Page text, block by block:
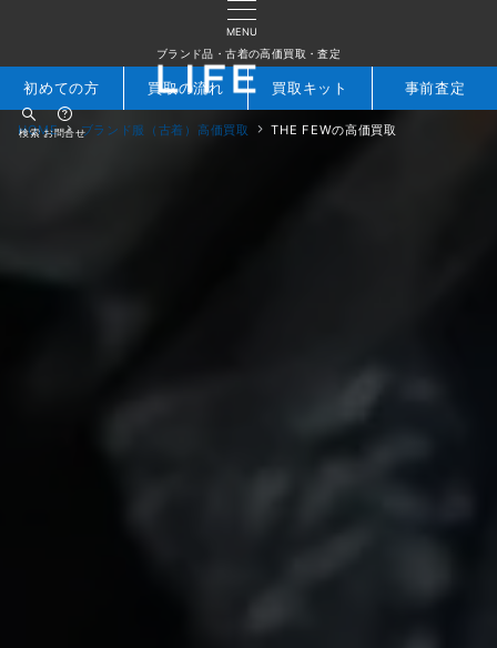
MENU
ブランド品・古着の高価買取・査定
検索 お問合せ
初めての方 買取の流れ 買取キット 事前査定
HOME ブランド服（古着）高価買取 THE FEWの高価買取